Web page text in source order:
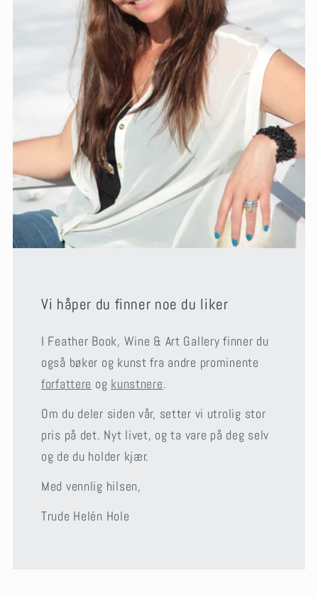
Vi håper du finner noe du liker
I Feather Book, Wine & Art Gallery finner du
også bøker og kunst fra andre prominente
forfattere og kunstnere.
Om du deler siden vår, setter vi utrolig stor
pris på det. Nyt livet, og ta vare på deg selv
og de du holder kjær.
Med vennlig hilsen,
Trude Helén Hole